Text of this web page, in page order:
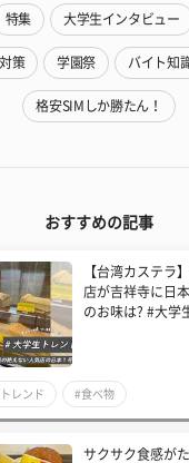
特集 大学生インタビュー
策 学園祭 バイト知
格安SIMしか勝たん！
おすすめの記事
【台湾カステラ
店が吉祥寺に日
のお味は? #大学
レンド #食べ物
サクサク食感が